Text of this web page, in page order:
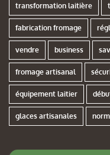
transformation laitière
fabrication fromage
vendre business
fromage artisanal
équipement laitier
glaces artisanales